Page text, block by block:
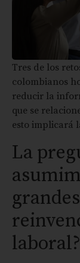
Tres de los
colombianos
reducir la
que se
esto implicará
La
laboral?